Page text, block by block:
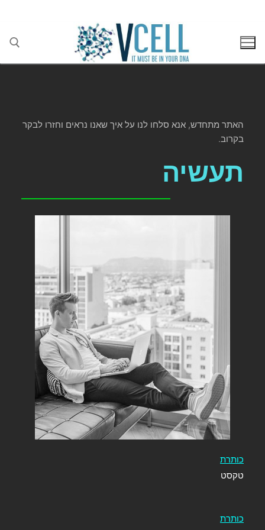
האתר מתחדש, אנא סלחו לנו על איך שאנו נראים וחזרו לבקר
בקרוב.
תעשיה
כותרת
טקסט
כותרת